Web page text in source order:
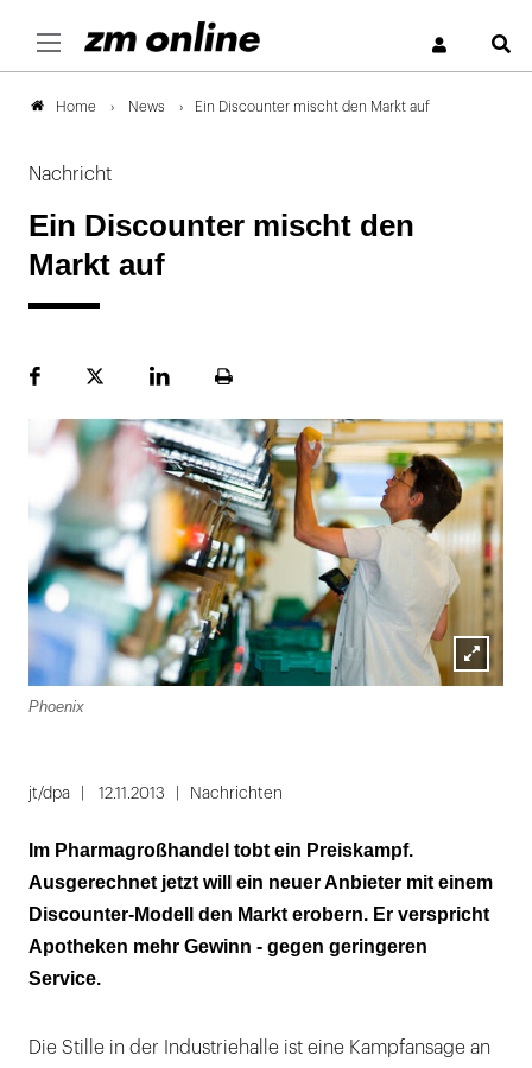
Home News Ein Discounter mischt den Markt auf
Nachricht
Ein Discounter mischt den
Markt auf
FacebookPlattformLinekdInSeite
Lightbox
Phoenix
jt/dpa 12.11.2013 Nachrichten
Im Pharmagroßhandel tobt ein Preiskampf.
Ausgerechnet jetzt will ein neuer Anbieter mit einem
Discounter-Modell den Markt erobern. Er verspricht
Apotheken mehr Gewinn - gegen geringeren
Service.
Die Stille in der Industriehalle ist eine Kampfansage an